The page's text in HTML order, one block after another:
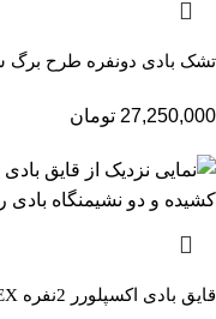
تشک بادی دونفره طرح برگ
27,250,000 تومان
قایق بادی اکسپلورر 2نفره K2 INTEX